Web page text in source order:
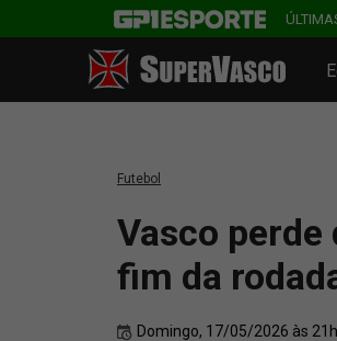
Futebol
Vasco
fim da
Domingo, 17/05/2026 às